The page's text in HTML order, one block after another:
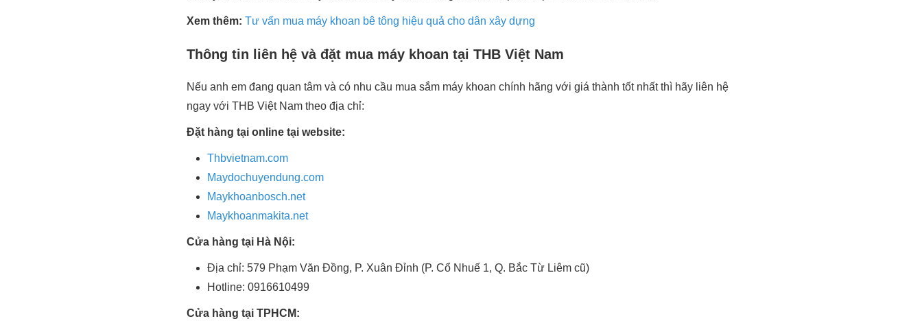
Xem thêm: Tư vấn mua máy khoan bê tông hiệu quả cho dân xây dựng
Thông tin liên hệ và đặt mua máy khoan tại THB Việt Nam
Nếu anh em đang quan tâm và có nhu cầu mua sắm máy khoan chính hãng với giá thành tốt nhất thì hãy liên hệ
ngay với THB Việt Nam theo địa chỉ:
Đặt hàng tại online tại website:
Thbvietnam.com
Maydochuyendung.com
Maykhoanbosch.net
Maykhoanmakita.net
Cửa hàng tại Hà Nội:
Địa chỉ: 579 Phạm Văn Đồng, P. Xuân Đỉnh (P. Cổ Nhuế 1, Q. Bắc Từ Liêm cũ)
Hotline: 0916610499
Cửa hàng tại TPHCM: